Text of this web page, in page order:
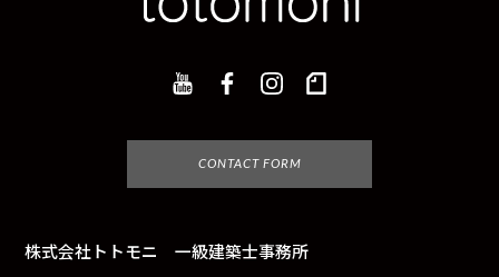
CONTACT FORM
株式会社トトモニ 一級建築士事務所